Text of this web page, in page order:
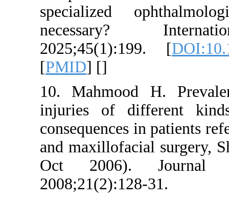
specialized
10.
injuries of
consequences
and
Oct